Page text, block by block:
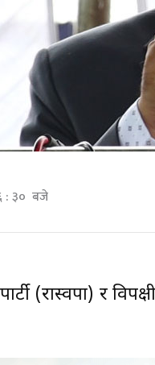
: ३० बजे
पार्टी (रास्वपा) र